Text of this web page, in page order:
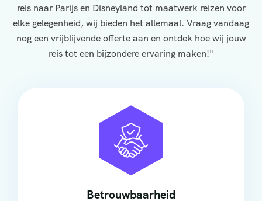
reis naar Parijs en Disneyland tot maatwerk reizen voor
elke gelegenheid, wij bieden het allemaal. Vraag vandaag
nog een vrijblijvende offerte aan en ontdek hoe wij jouw
reis tot een bijzondere ervaring maken!"
Betrouwbaarheid